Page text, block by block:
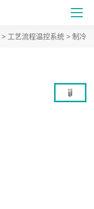
> 工艺流程温控系统 > 制冷